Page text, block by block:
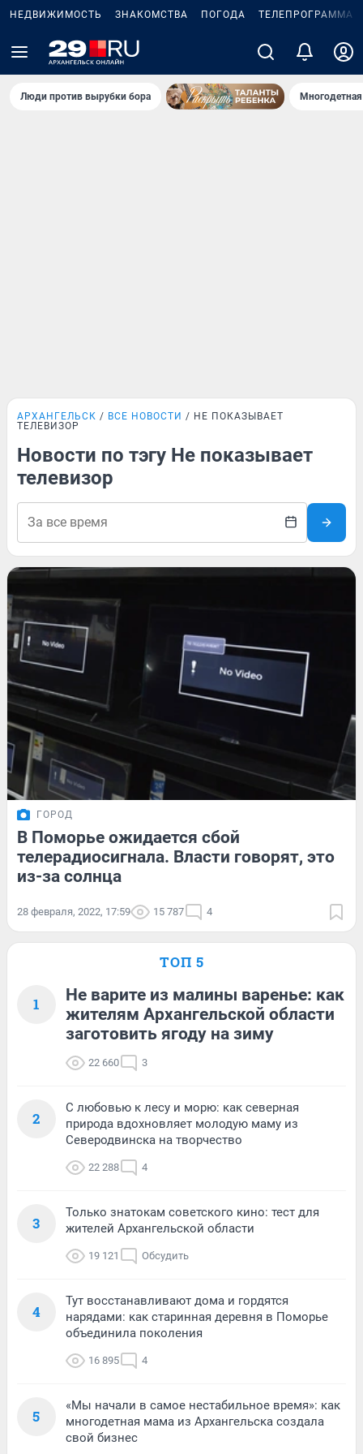
НЕДВИЖИМОСТЬ ЗНАКОМСТВА ПОГОДА ТЕЛЕПРОГРАММА
Люди против вырубки бора
АРХАНГЕЛЬСК ВСЕ НОВОСТИ
НЕ ПОКАЗЫВАЕТ
ТЕЛЕВИЗОР
Новости по тэгу Не показывает
телевизор
ГОРОД
В Поморье ожидается сбой
телерадиосигнала. Власти говорят, это
из-за солнца
28 февраля, 2022, 17:59 15 787 4
ТОП 5
1
Не варите из малины варенье: как
жителям Архангельской области
заготовить ягоду на зиму
22 660 3
2
С любовью к лесу и морю: как северная
природа вдохновляет молодую маму из
Северодвинска на творчество
22 288 4
3
Только знатокам советского кино: тест для
жителей Архангельской области
19 121 Обсудить
4
Тут восстанавливают дома и гордятся
нарядами: как старинная деревня в Поморье
объединила поколения
16 895 4
5
«Мы начали в самое нестабильное время»: как
многодетная мама из Архангельска создала
свой бизнес